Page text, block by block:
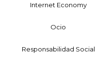
Internet Economy
Ocio
Responsabilidad Social